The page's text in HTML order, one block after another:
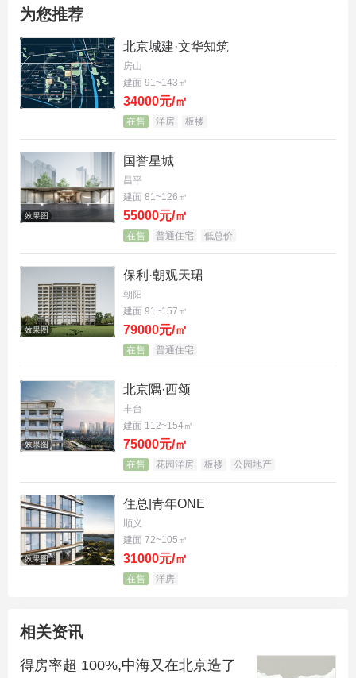
小学、苹果园第二小学等学校，649 地块还规划有幼
儿园用地。从幼儿园到中学，一站式的教育配套，让
孩子在家门口就能接受良好的教育。
商业配套：对于追求高品质生活的购房者来说，商业
配套的完善程度至关重要。中海・玉华玖章周边商业
氛围浓厚，约 900 米处便是 23 万㎡的京西大悦城，
这里汇聚了众多国际国内知名品牌，涵盖购物、餐
饮、娱乐等多种业态，满足业主日常的购物和休闲需
求。此外，1.2 公里内还有山姆会员店，为业主提供
医疗设施：健康是美好生活的基石，项目周边医疗资
源同样十分丰富。东北侧一路之隔便是首钢医院，为
业主的健康提供了坚实的保障。此外，周边还有解放
军总医院、空军特色医学中心等 9 家医疗机构，全方
位守护业主的健康。
三、产品：纯洋房社区，创新设计引领人居新潮流
：中海・玉华玖章由 5 栋纯洋房组成，容积
率约 1.6，绿地率达到 30%。项目采用一梯两户的设
计，层高约 3.45 米，坡屋顶设计不仅增添了建筑的
美感，还提高了居住的舒适度。项目总计百余套房
源，户均建面约 190 平米，主力户型为 170㎡，少量
首层全部架空，增加了社区的空间感和通透性。北排
1#、2# 楼可享北侧永定河引水渠的河景资源，每栋
为您推荐
北京城建·文华知筑
房山
建面 91~143㎡
34000元/㎡
在售 洋房 板楼
效果图
国誉星城
昌平
建面 81~126㎡
55000元/㎡
在售 普通住宅 低总价
效果图
保利·朝观天珺
朝阳
建面 91~157㎡
79000元/㎡
在售 普通住宅
效果图
北京隅·西颂
丰台
建面 112~154㎡
75000元/㎡
在售 花园洋房 板楼 公园地产
效果图
住总|青年ONE
顺义
建面 72~105㎡
31000元/㎡
在售 洋房
相关资讯
得房率超 100%,中海又在北京造了